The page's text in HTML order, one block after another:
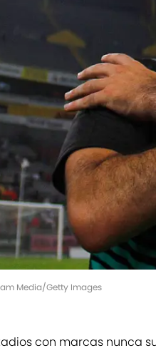
Media/Getty Images
con marcas nunca